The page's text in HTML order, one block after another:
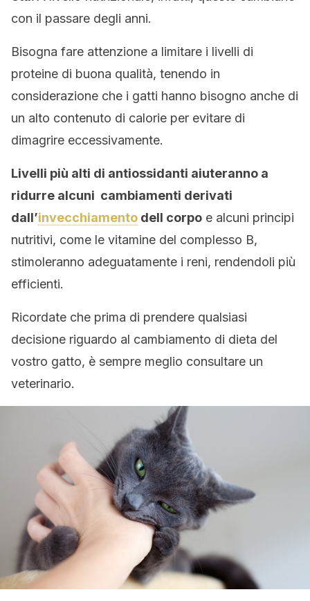
con il passare degli anni.
Bisogna fare attenzione a limitare i livelli di
proteine di buona qualità, tenendo in
considerazione che i gatti hanno bisogno anche di
un alto contenuto di calorie per evitare di
dimagrire eccessivamente.
Livelli più alti di antiossidanti aiuteranno a
ridurre alcuni cambiamenti derivati
dall’invecchiamento dell corpo e alcuni principi
nutritivi, come le vitamine del complesso B,
stimoleranno adeguatamente i reni, rendendoli più
efficienti.
Ricordate che prima di prendere qualsiasi
decisione riguardo al cambiamento di dieta del
vostro gatto, è sempre meglio consultare un
veterinario.